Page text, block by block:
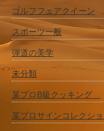
ゴルフフェアクイーン
スポーツ一般
弾道の美学
未分類
某プロB級クッキング
某プロサインコレクシ